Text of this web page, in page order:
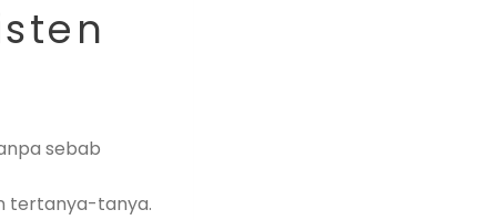
sebab
tertanya-tanya.